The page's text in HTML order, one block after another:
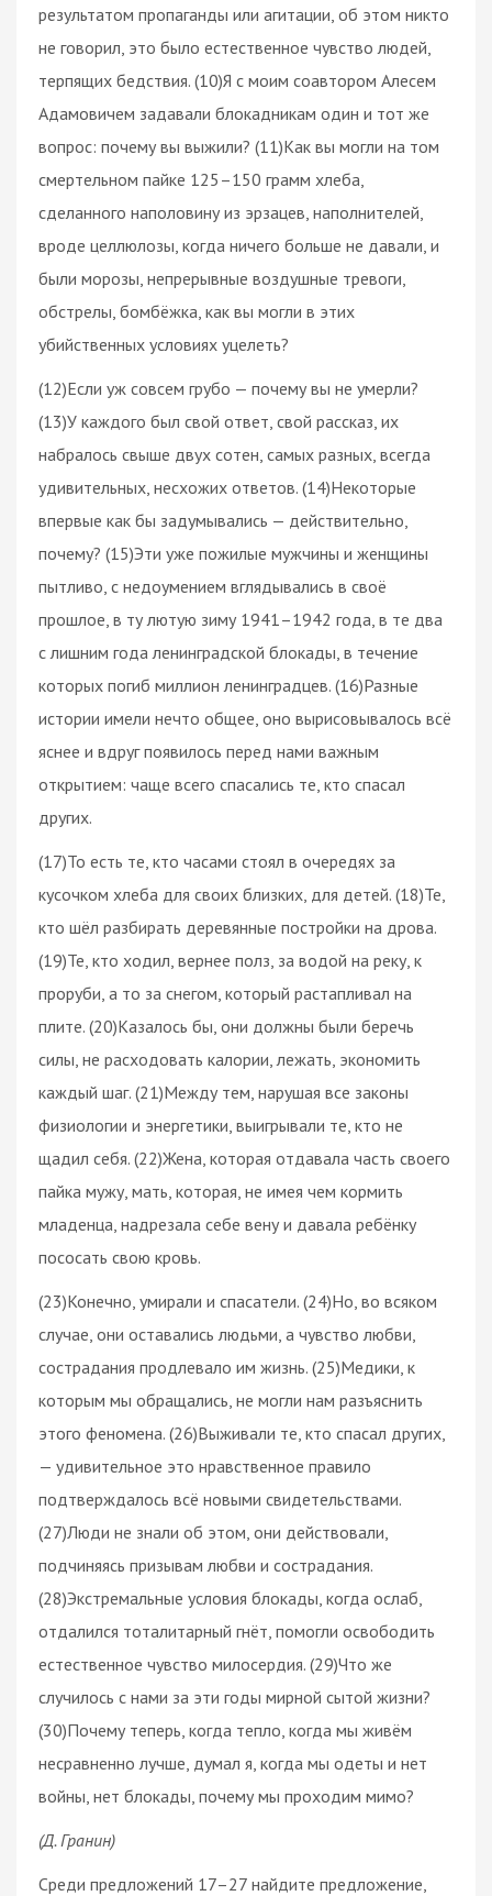
результатом пропаганды или агитации, об этом никто
не говорил, это было естественное чувство людей,
терпящих бедствия. (10)Я с моим соавтором Алесем
Адамовичем задавали блокадникам один и тот же
вопрос: почему вы выжили? (11)Как вы могли на том
смертельном пайке 125–150 грамм хлеба,
сделанного наполовину из эрзацев, наполнителей,
вроде целлюлозы, когда ничего больше не давали, и
были морозы, непрерывные воздушные тревоги,
обстрелы, бомбёжка, как вы могли в этих
убийственных условиях уцелеть?
(12)Если уж совсем грубо — почему вы не умерли?
(13)У каждого был свой ответ, свой рассказ, их
набралось свыше двух сотен, самых разных, всегда
удивительных, несхожих ответов. (14)Некоторые
впервые как бы задумывались — действительно,
почему? (15)Эти уже пожилые мужчины и женщины
пытливо, с недоумением вглядывались в своё
прошлое, в ту лютую зиму 1941–1942 года, в те два
с лишним года ленинградской блокады, в течение
которых погиб миллион ленинградцев. (16)Разные
истории имели нечто общее, оно вырисовывалось всё
яснее и вдруг появилось перед нами важным
открытием: чаще всего спасались те, кто спасал
других.
(17)То есть те, кто часами стоял в очередях за
кусочком хлеба для своих близких, для детей. (18)Те,
кто шёл разбирать деревянные постройки на дрова.
(19)Те, кто ходил, вернее полз, за водой на реку, к
проруби, а то за снегом, который растапливал на
плите. (20)Казалось бы, они должны были беречь
силы, не расходовать калории, лежать, экономить
каждый шаг. (21)Между тем, нарушая все законы
физиологии и энергетики, выигрывали те, кто не
щадил себя. (22)Жена, которая отдавала часть своего
пайка мужу, мать, которая, не имея чем кормить
младенца, надрезала себе вену и давала ребёнку
пососать свою кровь.
(23)Конечно, умирали и спасатели. (24)Но, во всяком
случае, они оставались людьми, а чувство любви,
сострадания продлевало им жизнь. (25)Медики, к
которым мы обращались, не могли нам разъяснить
этого феномена. (26)Выживали те, кто спасал других,
— удивительное это нравственное правило
подтверждалось всё новыми свидетельствами.
(27)Люди не знали об этом, они действовали,
подчиняясь призывам любви и сострадания.
(28)Экстремальные условия блокады, когда ослаб,
отдалился тоталитарный гнёт, помогли освободить
естественное чувство милосердия. (29)Что же
случилось с нами за эти годы мирной сытой жизни?
(30)Почему теперь, когда тепло, когда мы живём
несравненно лучше, думал я, когда мы одеты и нет
войны, нет блокады, почему мы проходим мимо?
(Д. Гранин)
Среди предложений 17–27 найдите предложение,